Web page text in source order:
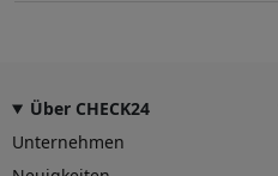
Über CHECK24
Unternehmen